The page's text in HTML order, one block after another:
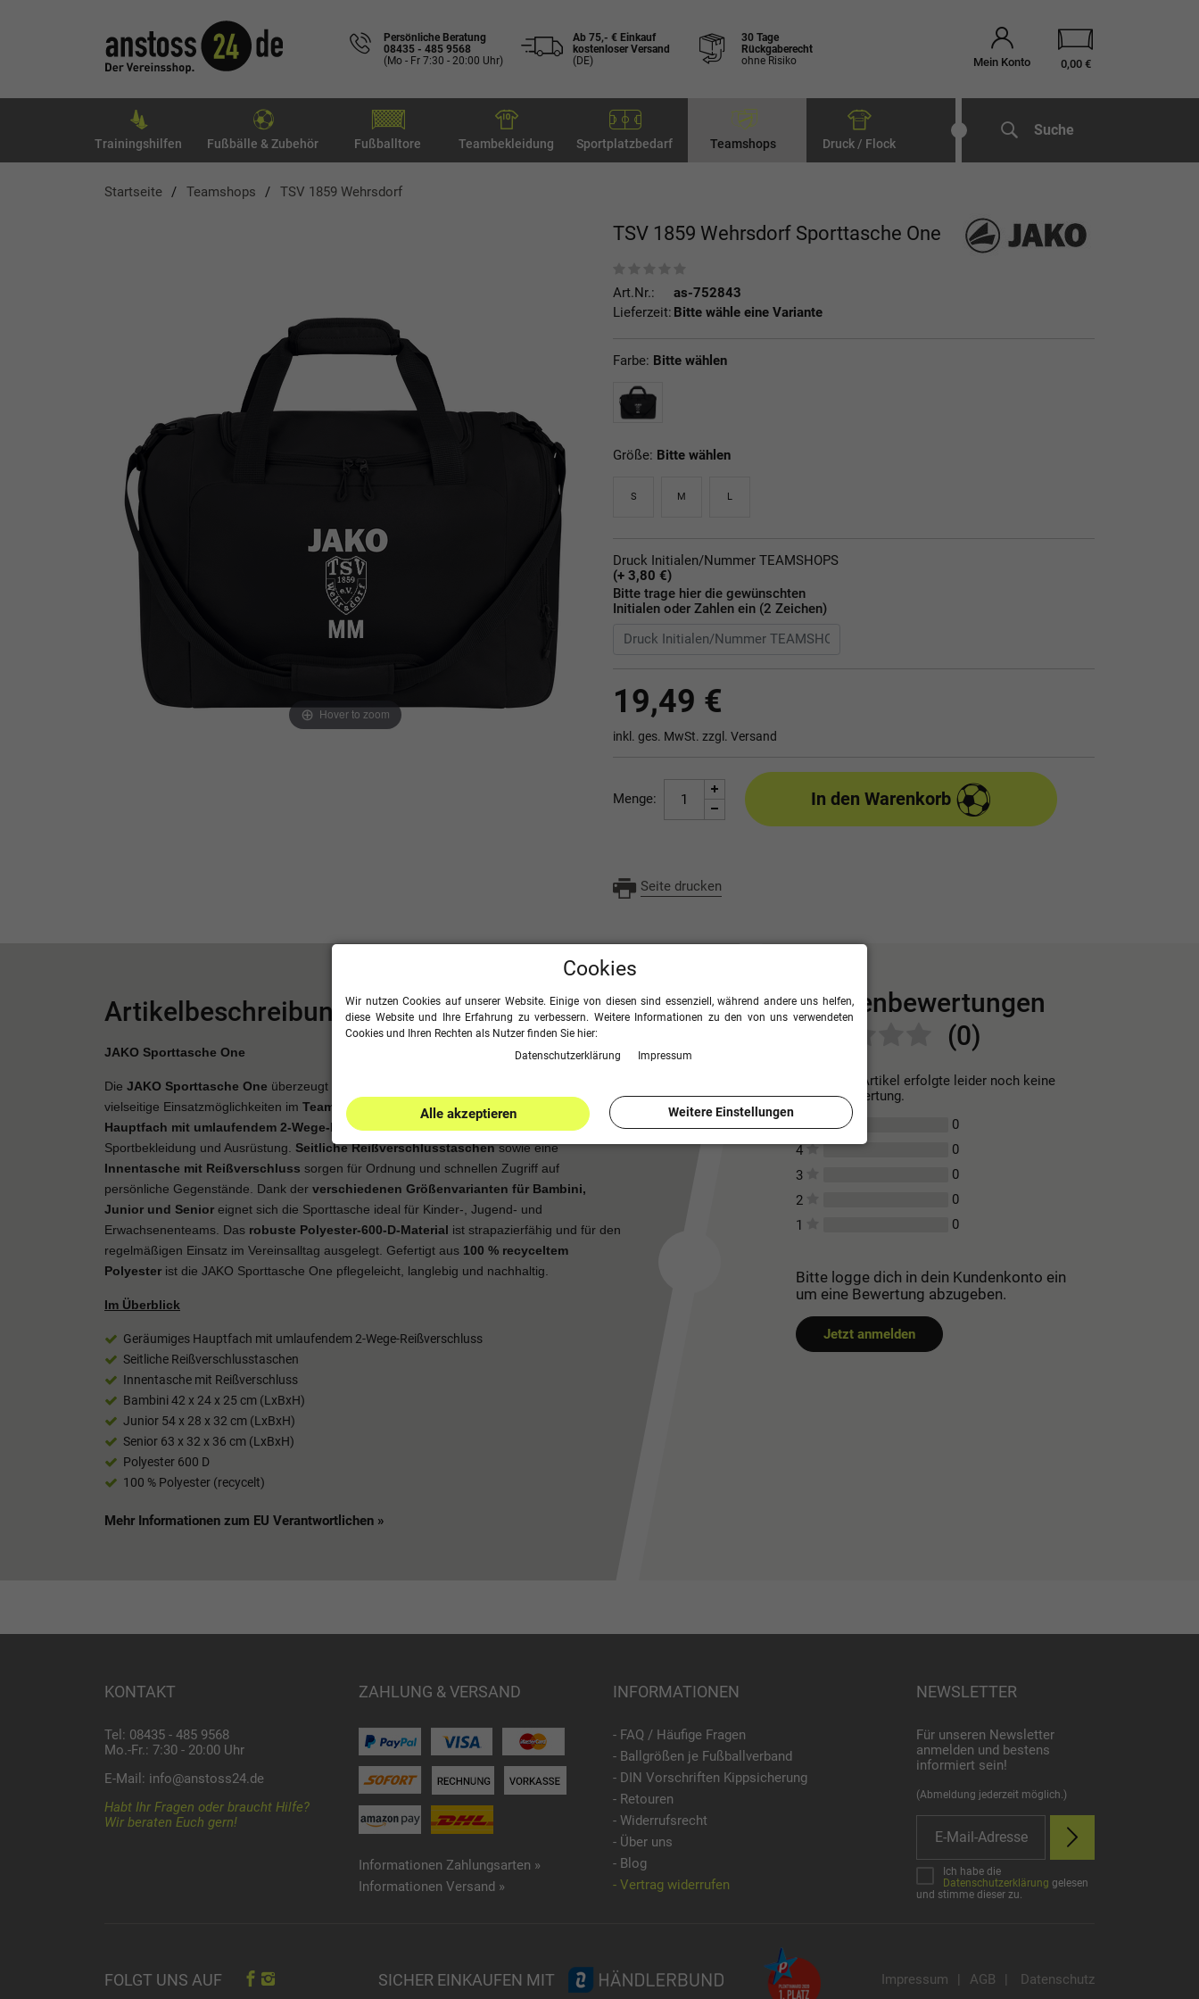
Persönliche Beratung
08435 - 485 9568
(Mo - Fr 7:30 - 20:00 Uhr)
Ab 75,- € Einkauf
kostenloser Versand
(DE)
30 Tage
Rückgaberecht
ohne Risiko
Mein Konto 0,00 €
Trainingshilfen Fußbälle & Zubehör Fußballtore Teambekleidung Sportplatzbedarf Teamshops Druck / Flock
Suche
Startseite Teamshops TSV 1859 Wehrsdorf
Hover to zoom
TSV 1859 Wehrsdorf Sporttasche One
Art.Nr.:
as-752843
Lieferzeit: Bitte wähle eine Variante
Farbe: Bitte wählen
Größe: Bitte wählen
S M L
Druck Initialen/Nummer TEAMSHOPS
(+ 3,80 €)
Bitte trage hier die gewünschten
Initialen oder Zahlen ein (2 Zeichen)
19,49 €
inkl. ges. MwSt. zzgl. Versand
Menge: In den Warenkorb
Seite drucken
Artikelbeschreibung
JAKO Sporttasche One
Die JAKO Sporttasche One überzeugt durch ihr
vielseitige Einsatzmöglichkeiten im Team-, Trainings- und Spielbetrieb
geräumige
Hauptfach mit umlaufendem 2-Wege-Reißverschluss
bietet ausreichend Platz für
Sportbekleidung und Ausrüstung. Seitliche Reißverschlusstaschensowie eine
Innentasche mit Reißverschluss sorgen für Ordnung und schnellen Zugriff auf
persönliche Gegenstände. Dank der verschiedenen Größenvarianten für Bambini,
Junior und Senior eignet sich die Sporttasche ideal für Kinder-, Jugend- und
Erwachsenenteams. Das robuste Polyester-600-D-Material ist strapazierfähig und für den
regelmäßigen Einsatz im Vereinsalltag ausgelegt. Gefertigt aus 100 % recyceltem
Polyester ist die JAKO Sporttasche One pflegeleicht, langlebig und nachhaltig.
Im Überblick
Geräumiges Hauptfach mit umlaufendem 2-Wege-Reißverschluss
Seitliche Reißverschlusstaschen
Innentasche mit Reißverschluss
Bambini 42 x 24 x 25 cm (LxBxH)
Junior 54 x 28 x 32 cm (LxBxH)
Senior 63 x 32 x 36 cm (LxBxH)
Polyester 600 D
100 % Polyester (recycelt)
Mehr Informationen zum EU Verantwortlichen »
Kundenbewertungen
(0)
Für diesen Artikel erfolgte leider noch keine
Kundenbewertung.
5
0
4
0
3
0
2
0
1
0
Bitte logge dich in dein Kundenkonto ein
um eine Bewertung abzugeben.
Jetzt anmelden
KONTAKT
Tel: 08435 - 485 9568
Mo.-Fr.: 7:30 - 20:00 Uhr
E-Mail: info@anstoss24.de
Habt Ihr Fragen oder braucht Hilfe?
Wir beraten Euch gern!
ZAHLUNG & VERSAND
Informationen Zahlungsarten »
Informationen Versand »
INFORMATIONEN
- FAQ / Häufige Fragen
- Ballgrößen je Fußballverband
- DIN Vorschriften Kippsicherung
- Retouren
- Widerrufsrecht
- Über uns
- Blog
- Vertrag widerrufen
NEWSLETTER
Für unseren Newsletter
anmelden und bestens
informiert sein!
(Abmeldung jederzeit möglich.)
Ich habe die
Datenschutzerklärung gelesen
und stimme dieser zu.
FOLGT UNS AUF SICHER EINKAUFEN MIT Impressum AGB Datenschutz
Cookies
Wir nutzen Cookies auf unserer Website. Einige von diesen sind essenziell, während andere uns helfen,
diese Website und Ihre Erfahrung zu verbessern. Weitere Informationen zu den von uns verwendeten
Cookies und Ihren Rechten als Nutzer finden Sie hier:
Daten­schutz­erklärung
Impressum
Alle akzeptieren Weitere Einstellungen